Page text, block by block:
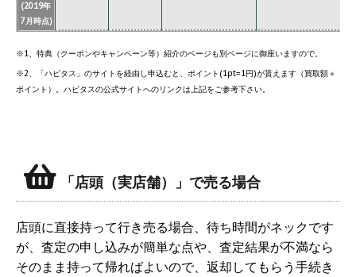
(2019年
7月時点)
※1、特典（クーポンやキャンペーン等）紹介のページも別ページに御座いますので。
※2、「ハピタス」のサイトを経由し申込むと、ポイント(1pt=1円)が貰えます（買取額＋
ポイント）。ハピタスの公式サイトへのリンクは上記をご参考下さい。
「店頭（実店舗）」で売る場合
店頭に直接持って行き売る場合、待ち時間がネックです
が、査定の申し込みが簡単な点や、査定結果が不満なら
そのまま持って帰ればよいので、返却してもらう手続き